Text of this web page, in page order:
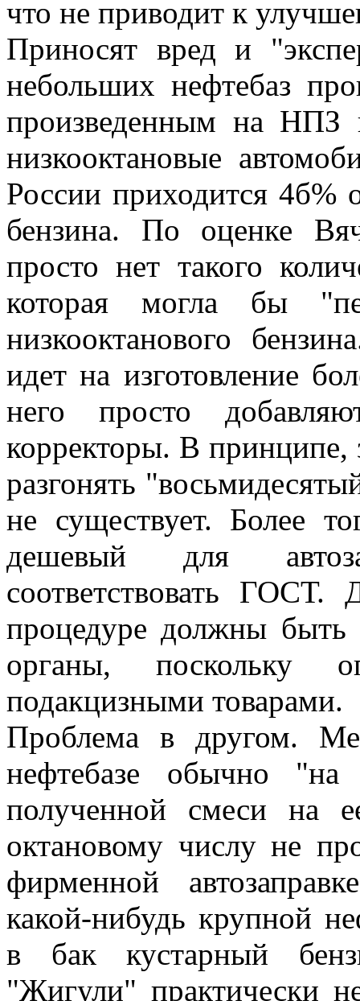
что не приводит к
Приносят вред и
небольших нефтебаз
произведенным на
низкооктановые
России приходится 4б%
бензина. По оценке
просто нет такого
которая могла бы
низкооктанового
идет на изготовление
него просто
корректоры. В принципе,
разгонять
не существует. Более
дешевый для
соответствовать
процедуре должны быть
органы, поскольку
подакцизными товарами.
Проблема в другом.
нефтебазе обычно "на
полученной смеси на
октановому числу не
фирменной
какой-нибудь крупной
в бак кустарный
"Жигули" практически